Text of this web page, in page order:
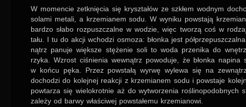
W momen­cie zetk­nięcia się krysz­ta­łów ze szkłem wod­nym
solami metali, a krze­mia­nem sodu. W wyniku pow­stają
bar­dzo słabo roz­pusz­czalne w wodzie, więc two­rzą coś w
tału. I tu do akcji wcho­dzi osmoza: błonka jest
nątrz panuje więk­sze stęże­nie soli to woda prze­nika do
rzyka. Wzrost ciśnie­nia wew­nątrz powo­duje, że błonka
w końcu pęka. Przez pow­stałą wyrwę wylewa się na
docho­dzi do kolej­nej reak­cji z krze­mia­nem sodu i pow­staje
pow­ta­rza się wie­lo­krot­nie aż do wytwo­rze­nia rośli­no­po­dob­nych
zależy od barwy wła­ści­wej pow­sta­łemu krze­mia­nowi.